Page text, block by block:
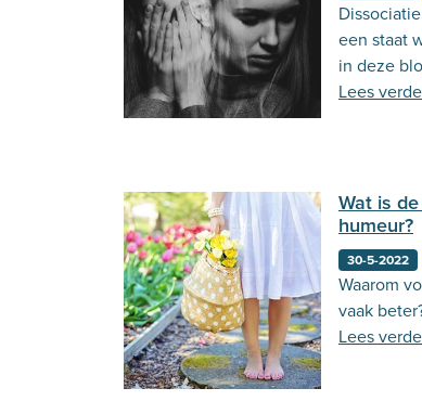
een staat
in deze
Lees
Wat is
humeur?
30-5-2022
Waarom
vaak
Lees